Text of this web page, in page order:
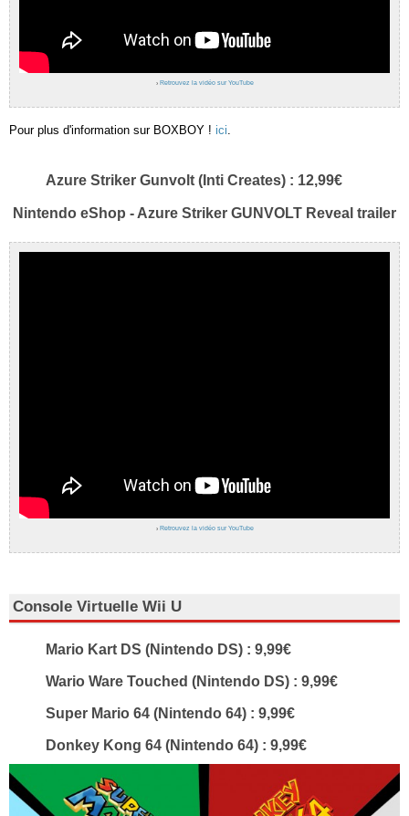
› Retrouvez la vidéo sur YouTube
Pour plus d'information sur BOXBOY ! ici.
Azure Striker Gunvolt (Inti Creates) : 12,99€
Nintendo eShop - Azure Striker GUNVOLT Reveal trailer
› Retrouvez la vidéo sur YouTube
Console Virtuelle Wii U
Mario Kart DS (Nintendo DS) : 9,99€
Wario Ware Touched (Nintendo DS) : 9,99€
Super Mario 64 (Nintendo 64) : 9,99€
Donkey Kong 64 (Nintendo 64) : 9,99€